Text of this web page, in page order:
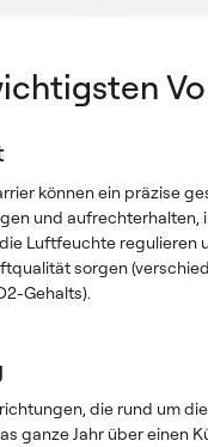
können ein präzise
und aufrechterhalten,
Luftfeuchte regulieren
sorgen
Gehalts).
die rund um
ganze Jahr über einen